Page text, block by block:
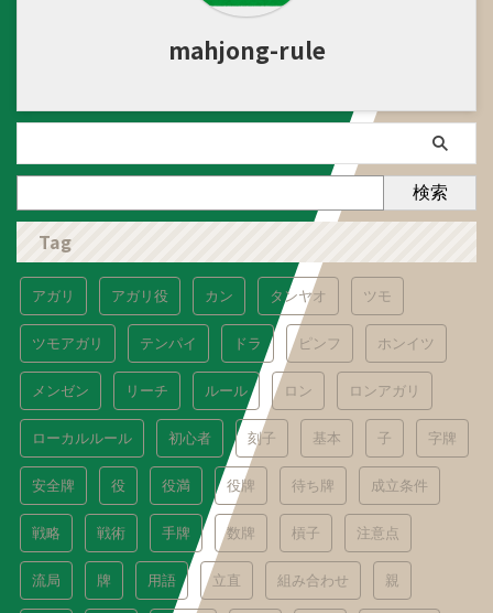
mahjong-rule
検索
Tag
アガリ アガリ役 カン タンヤオ ツモ
ツモアガリ テンパイ ドラ ピンフ ホンイツ
メンゼン リーチ ルール ロン ロンアガリ
ローカルルール 初心者 刻子 基本 子 字牌
安全牌 役 役満 役牌 待ち牌 成立条件
戦略 戦術 手牌 数牌 槓子 注意点
流局 牌 用語 立直 組み合わせ 親